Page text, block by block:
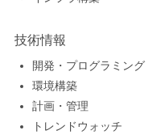
技術情報
開発・プログラミング
環境構築
計画・管理
トレンドウォッチ